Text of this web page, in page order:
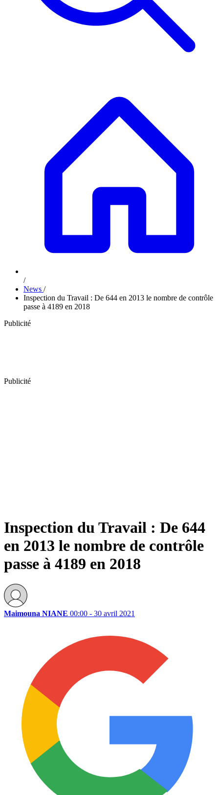
/
News /
Inspection du Travail : De 644 en 2013 le nombre de contrôle
passe à 4189 en 2018
Publicité
Publicité
Inspection du Travail : De 644
en 2013 le nombre de contrôle
passe à 4189 en 2018
Maimouna NIANE 00:00 - 30 avril 2021